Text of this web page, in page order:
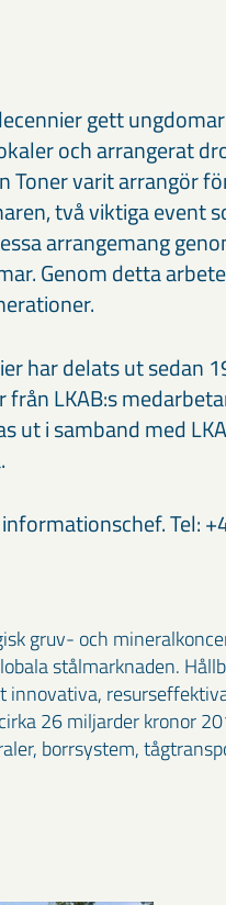
gett
och arrangerat
Toner varit arrangör
två viktiga event
arrangemang
Genom detta
har delats ut sedan
LKAB:s
ut i samband med
Tel:
gruv- och
stålmarknaden.
26 miljarder kronor
borrsystem,